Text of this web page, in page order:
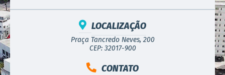
LOCALIZAÇÃO
Praça Tancredo Neves, 200
CEP: 32017-900
CONTATO